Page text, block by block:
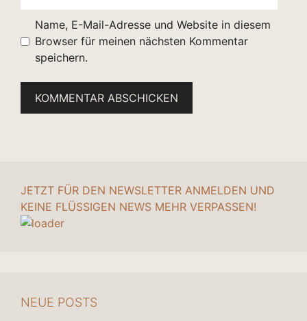
Name, E-Mail-Adresse und Website in diesem
Browser für meinen nächsten Kommentar
speichern.
JETZT FÜR DEN NEWSLETTER ANMELDEN UND
KEINE FLÜSSIGEN NEWS MEHR VERPASSEN!
NEUE POSTS